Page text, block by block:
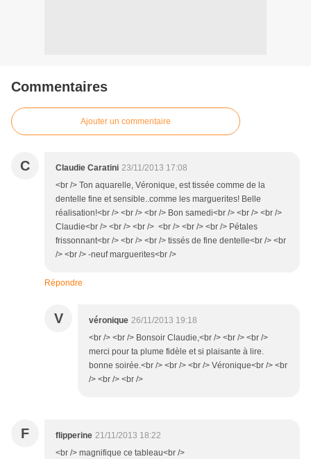
Commentaires
Ajouter un commentaire
C Claudie Caratini 23/11/2013 17:08
<br /> Ton aquarelle, Véronique, est tissée comme de la
dentelle fine et sensible..comme les marguerites! Belle
réalisation!<br /> <br /> <br /> Bon samedi<br /> <br /> <br />
Claudie<br /> <br /> <br /> <br /> <br /> <br /> Pétales
frissonnant<br /> <br /> <br /> tissés de fine dentelle<br /> <br
/> <br /> -neuf marguerites<br />
Répondre
V véronique 26/11/2013 19:18
<br /> <br /> Bonsoir Claudie,<br /> <br /> <br />
merci pour ta plume fidèle et si plaisante à lire.
bonne soirée.<br /> <br /> <br /> Véronique<br /> <br
/> <br /> <br />
F flipperine 21/11/2013 18:22
<br /> magnifique ce tableau<br />